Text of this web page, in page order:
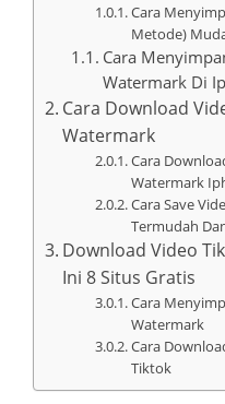
Cara
Metode)
Cara
Watermark Di
Cara Download
Watermark
Cara
Watermark
Cara Save
Termudah
Download Video
Ini 8 Situs Gratis
Cara
Watermark
Cara
Tiktok